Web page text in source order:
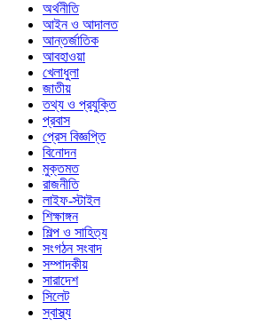
অর্থনীতি
আইন ও আদালত
আন্তর্জাতিক
আবহাওয়া
খেলাধুলা
জাতীয়
তথ্য ও প্রযুক্তি
প্রবাস
প্রেস বিজ্ঞপ্তি
বিনোদন
মুক্তমত
রাজনীতি
লাইফ-স্টাইল
শিক্ষাঙ্গন
শিল্প ও সাহিত্য
সংগঠন সংবাদ
সম্পাদকীয়
সারাদেশ
সিলেট
স্বাস্থ্য